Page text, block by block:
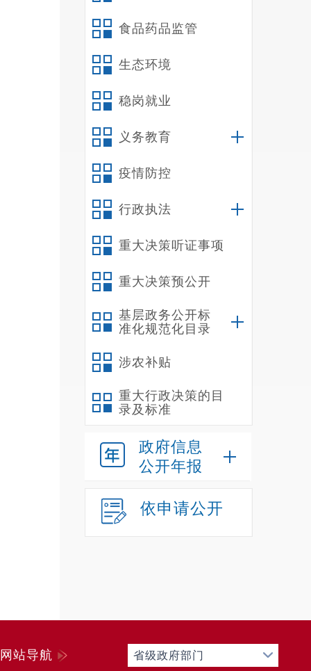
食品药品监管
生态环境
稳岗就业
义务教育
疫情防控
行政执法
重大决策听证事项
重大决策预公开
基层政务公开标
准化规范化目录
涉农补贴
重大行政决策的目
录及标准
政府信息
公开年报
依申请公开
网站导航 省级政府部门